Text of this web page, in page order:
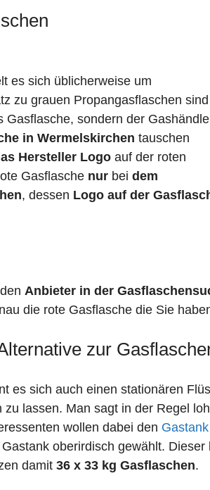
es sich üblicherweise um
zu grauen Propangasflaschen sind
Gasflasche, sondern der
in Wermelskirchen tauschen
Hersteller Logo auf der roten
Gasflasche nur bei dem
, dessen Logo auf der
Anbieter in der
die rote Gasflasche die Sie
zur
es sich auch einen stationären
zu lassen. Man sagt in der Regel
wollen dabei den
oberirdisch gewählt.
damit 36 x 33 kg Gasflaschen.